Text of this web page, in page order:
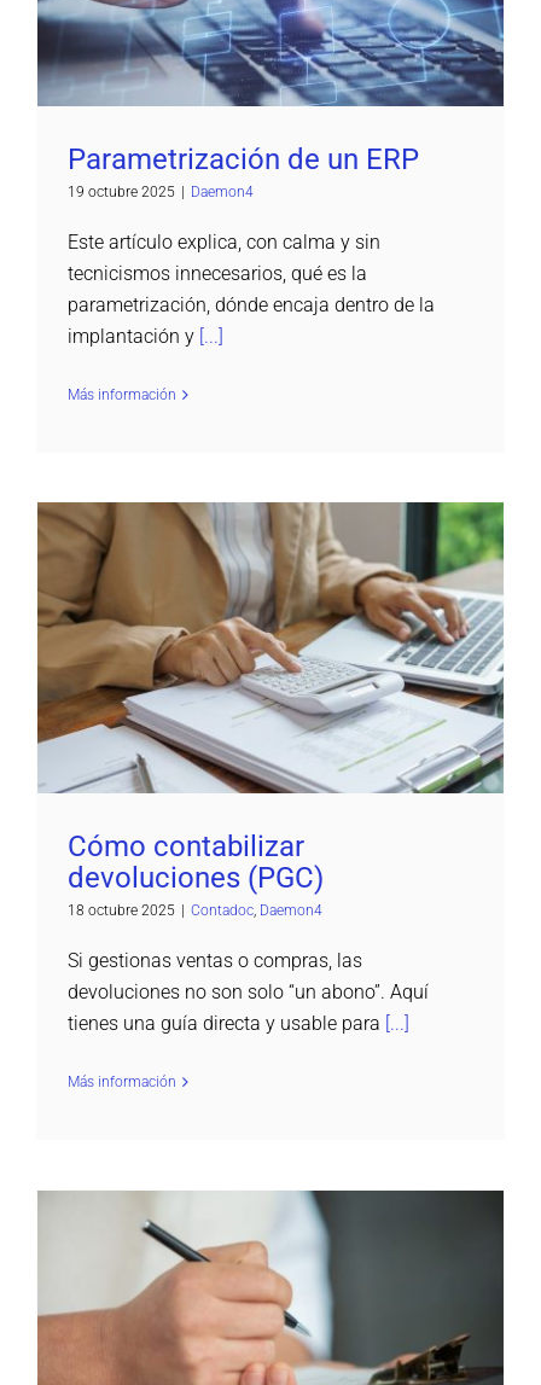
Parametrización de un ERP
19 octubre 2025 Daemon4
Este artículo explica, con calma y sin
tecnicismos innecesarios, qué es la
parametrización, dónde encaja dentro de la
implantación y [...]
Más información
Cómo contabilizar devoluciones (PGC)
Contadoc Daemon4
Cómo contabilizar
devoluciones (PGC)
18 octubre 2025 Contadoc, Daemon4
Si gestionas ventas o compras, las
devoluciones no son solo “un abono”. Aquí
tienes una guía directa y usable para [...]
Más información
Órdenes de trabajo en ERP especializado para
fabricantes
dProduction ERP Utilidades